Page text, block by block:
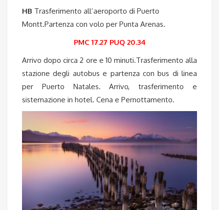
HB Trasferimento all’aeroporto di Puerto
Montt.Partenza con volo per Punta Arenas.
PMC 17.27 PUQ 20.34
Arrivo dopo circa 2 ore e 10 minuti.Trasferimento alla
stazione degli autobus e partenza con bus di linea
per Puerto Natales. Arrivo, trasferimento e
sistemazione in hotel. Cena e Pernottamento.